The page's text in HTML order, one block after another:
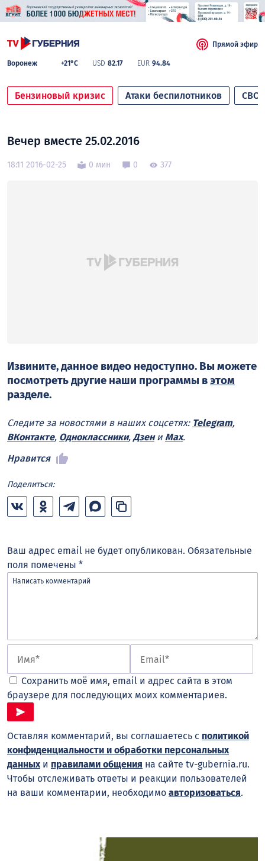
Воронеж +21°C USD 82.17 EUR 94.84
Прямой эфир
Бензиновый кризис Атаки беспилотников СВО
Вечер вместе 25.02.2016
18:11 2016-02-25 0 мин 0 377
Извините, данное видео недоступно. Вы можете
посмотреть другие наши программы вэтом
разделе.
Следите за новостями в наших соцсетях: Telegram,
ВКонтакте, Одноклассники, Дзени Max.
Нравится
Поделиться:
Ваш адрес email не будет опубликован. Обязательные
поля помечены *
Сохранить моё имя, email и адрес сайта в этом
браузере для последующих моих комментариев.
Оставляя комментарий, вы соглашаетесь с политикой
конфиденциальности и обработки персональных
данныхи правилами общения на сайте tv-gubernia.ru.
Чтобы отслеживать ответы и реакции пользователей
на ваши комментарии, необходимо авторизоваться.